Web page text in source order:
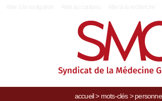
accueil> mots-clés>